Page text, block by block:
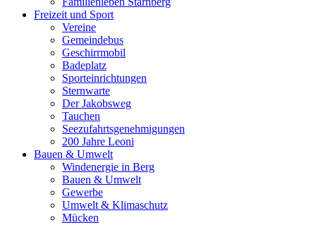
Freizeit und Sport
Vereine
Gemeindebus
Geschirrmobil
Badeplatz
Sporteinrichtungen
Sternwarte
Der Jakobsweg
Tauchen
Seezufahrtsgenehmigungen
200 Jahre Leoni
Bauen & Umwelt
Windenergie in Berg
Bauen & Umwelt
Gewerbe
Umwelt & Klimaschutz
Mücken